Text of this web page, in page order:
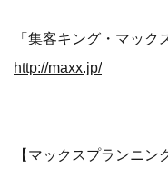
「集客キング・マック
http://maxx.jp/
【マックスプランニン